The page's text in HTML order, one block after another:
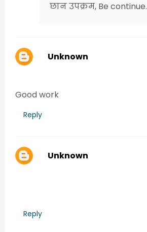
छान उपक्रम, Be continue.
Unknown
Good work
Reply
Unknown
Reply